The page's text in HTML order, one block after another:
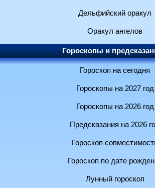
Дельфийский оракул
Оракул ангелов
Гороскопы и
Гороскоп на сегодня
Гороскопы на 2027 год
Гороскопы на 2026 год
Предсказания на 2026
Гороскоп
Гороскоп по дате
Лунный гороскоп